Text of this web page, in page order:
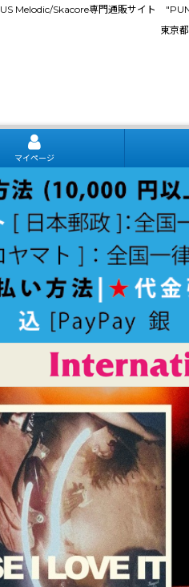
US Melodic/Skacore専門通販サイト
東京
マイページ